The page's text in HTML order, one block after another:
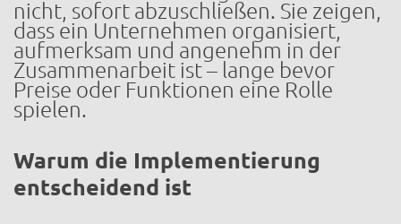
nicht, sofort abzuschließen. Sie zeigen,
dass ein Unternehmen organisiert,
aufmerksam und angenehm in der
Zusammenarbeit ist – lange bevor
Preise oder Funktionen eine Rolle
spielen.
Warum die Implementierung
entscheidend ist